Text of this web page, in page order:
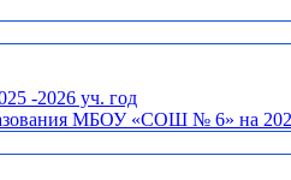
-2026 уч. год
МБОУ «СОШ № 6» на